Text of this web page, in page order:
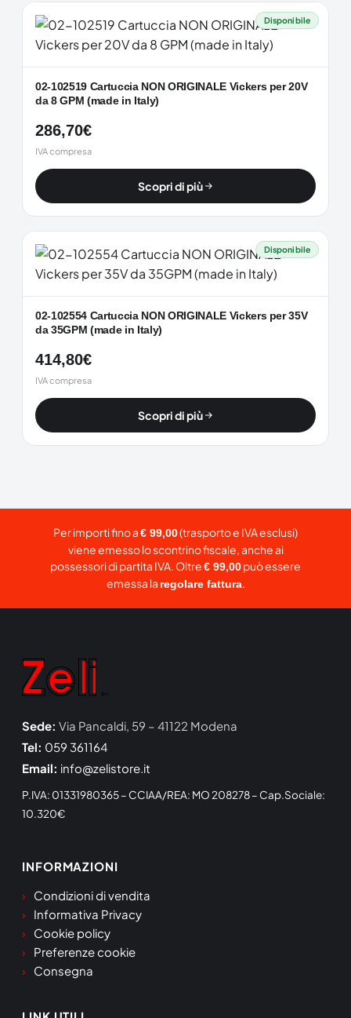
Disponibile
02-102519 Cartuccia NON ORIGINALE Vickers per 20V
da 8 GPM (made in Italy)
286,70€
IVA compresa
Scopri di più
Disponibile
02-102554 Cartuccia NON ORIGINALE Vickers per 35V
da 35GPM (made in Italy)
414,80€
IVA compresa
Scopri di più
Per importi fino a€ 99,00(trasporto e IVA esclusi)
viene emesso lo scontrino fiscale, anche ai
possessori di partita IVA. Oltre€ 99,00può essere
emessa la regolare fattura.
Sede: Via Pancaldi, 59 – 41122 Modena
Tel: 059 361164
Email: info@zelistore.it
P.IVA: 01331980365 – CCIAA/REA: MO 208278 – Cap.Sociale:
10.320€
INFORMAZIONI
Condizioni di vendita
Informativa Privacy
Cookie policy
Preferenze cookie
Consegna